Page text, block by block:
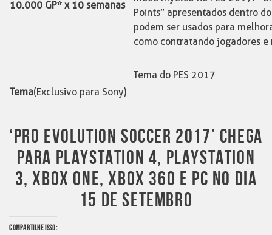
10.000 GP* x 10 semanas
Points” apresentados dentro
podem ser usados para
como contratando jogadores e
Tema(Exclusivo para Sony)
Tema do PES 2017
‘PRO EVOLUTION SOCCER 2017’ CHEGA
PARA PLAYSTATION 4, PLAYSTATION
3, XBOX ONE, XBOX 360 E PC NO DIA
15 DE SETEMBRO
COMPARTILHE ISSO: